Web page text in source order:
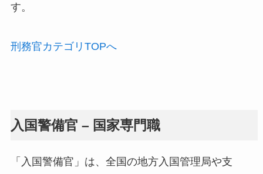
す。
刑務官カテゴリTOPへ
入国警備官 – 国家専門職
「入国警備官」は、全国の地方入国管理局や支